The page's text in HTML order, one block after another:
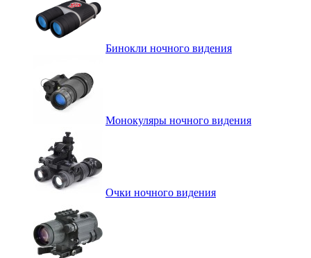
Бинокли ночного видения
Монокуляры ночного видения
Очки ночного видения